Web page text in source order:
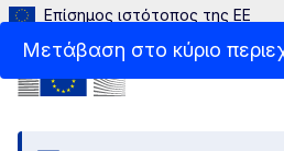
Μετάβαση στο κύριο
Επίσημος ιστότοπος της ΕΕ
Menu